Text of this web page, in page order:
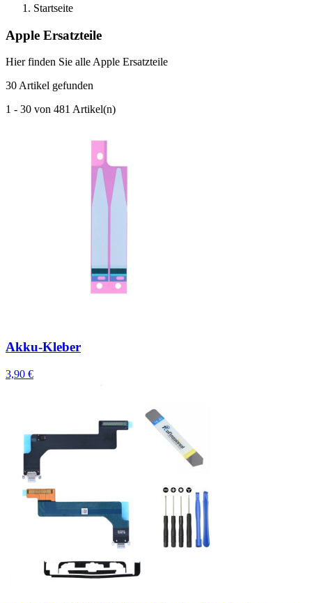
Startseite
Apple Ersatzteile
Hier finden Sie alle Apple Ersatzteile
30 Artikel gefunden
1 - 30 von 481 Artikel(n)
Akku-Kleber
3,90 €